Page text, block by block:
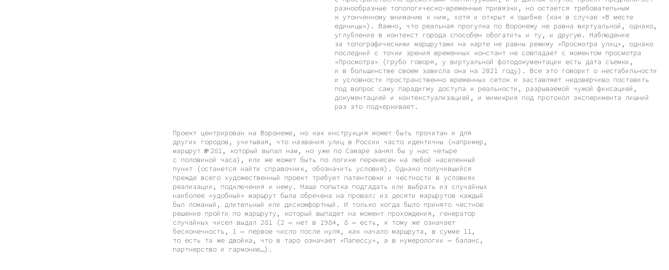
последний с точки зрения временных констант не совпадает с моментом просмотра
«Просмотра» (грубо говоря, у виртуальной фотодокументации есть дата съемки,
и в большинстве своем зависла она на 2021 году). Все это говорит о нестабильности
и условности пространственно временных сеток и заставляет недоверчиво поставить
под вопрос саму парадигму доступа к реальности, разрываемой чужой фиксацией,
документацией и контекстуализацией, и мимикрия под протокол эксперимента лишний
раз это подчеркивает.
Мы не так скрупулезно, как хотелось бы, обошли дома; товарищей Петренко А. В.
и Филиппова А. А. обнаружено не было; искусственный интеллект внес свои
коррективы и в создание протокола, и в историко-урбанистическую спекуляцию.
Отдельного внимания, кстати, требует последняя. Воронеж, как и любой другой город
России, обладая в то же время определенной топографической спецификой, менял свой
облик и в свете далекоотстоящих политических пертурбаций (о чем повествуют
оцифрованные фотографии советского Воронежа с энтузиастических форумов),
других городов, учитывая, что названия улиц в России часто идентичны (например,
маршрут № 281, который выпал нам, но уже по Самаре занял бы у нас четыре
с половиной часа), или же может быть по логике перенесен на любой населенный
пункт (останется найти справочник, обозначить условия). Однако получившийся
наиболее «удобный» маршрут была обречена на провал: из десяти маршрутов каждый
был ломаный, длительный или дискомфортный. И только когда было принято честное
решение пройти по маршруту, который выпадет на момент прохождения, генератор
случайных чисел выдал 281 (2 — нет в 1984, 8 — есть, к тому же означает
бесконечность, 1 — первое число после нуля, как начало маршрута, в сумме 11,
то есть та же двойка, что в таро означает «Папессу», а в нумерологии — баланс,
партнерство и гармонию…).